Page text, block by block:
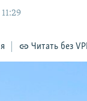
Читать без